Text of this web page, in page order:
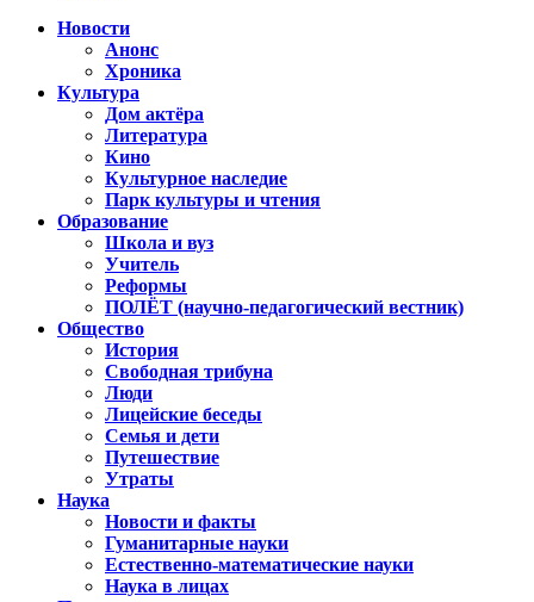
Новости
Анонс
Хроника
Культура
Дом актёра
Литература
Кино
Культурное наследие
Парк культуры и чтения
Образование
Школа и вуз
Учитель
Реформы
ПОЛЁТ (научно-педагогический вестник)
Общество
История
Свободная трибуна
Люди
Лицейские беседы
Семья и дети
Путешествие
Утраты
Наука
Новости и факты
Гуманитарные науки
Естественно-математические науки
Наука в лицах